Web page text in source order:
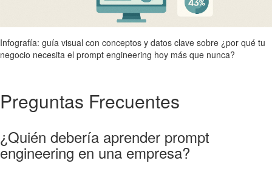
Infografía: guía visual con conceptos y datos clave sobre ¿por qué tu
negocio necesita el prompt engineering hoy más que nunca?
Preguntas Frecuentes
¿Quién debería aprender prompt
engineering en una empresa?